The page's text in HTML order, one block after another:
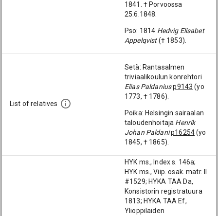
1841. † Porvoossa
25.6.1848.
Pso: 1814 Hedvig Elisabet
Appelqvist(† 1853).
List of relatives
Setä: Rantasalmen
triviaalikoulun konrehtori
Elias Paldaniusp9143 (yo
1773, † 1786).
Poika: Helsingin sairaalan
taloudenhoitaja Henrik
Johan Paldanip16254(yo
1845, † 1865).
HYK ms., Index s. 146a;
HYK ms., Viip. osak. matr. II
#1529; HYKA TAA Da,
Konsistorin registratuura
1813; HYKA TAA Ef,
Ylioppilaiden